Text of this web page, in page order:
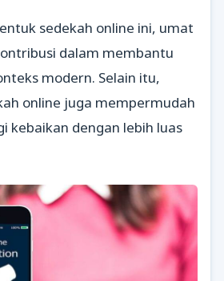
sedekah online ini, umat
dalam membantu
modern. Selain itu,
online juga mempermudah
kebaikan dengan lebih luas